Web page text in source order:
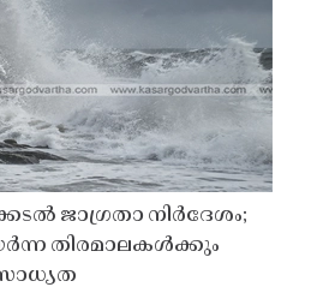
ജാഗ്രതാ നിർദേശം;
തിരമാലകൾക്കും